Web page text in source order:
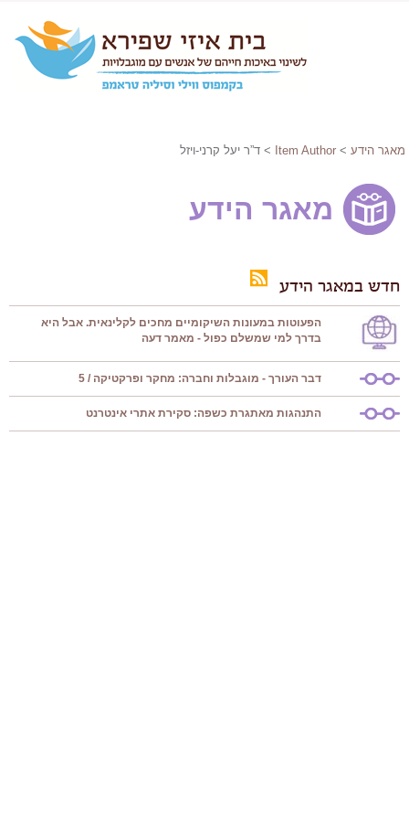
מאגר הידע >
Item Author > ד”ר יעל קרני-ויזל
מאגר הידע
חדש במאגר הידע
הפעוטות במעונות השיקומיים מחכים לקלינאית. אבל היא
בדרך למי שמשלם כפול - מאמר דעה
דבר העורך - מוגבלות וחברה: מחקר ופרקטיקה / 5
התנהגות מאתגרת כשפה: סקירת אתרי אינטרנט